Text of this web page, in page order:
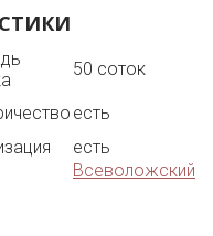
bох», всё готово
под ламинат/
все ИНЖЕНЕРНЫЕ
(от бойлера
котел Viеssmаnn:
50 соток
есть
есть
Всеволожский